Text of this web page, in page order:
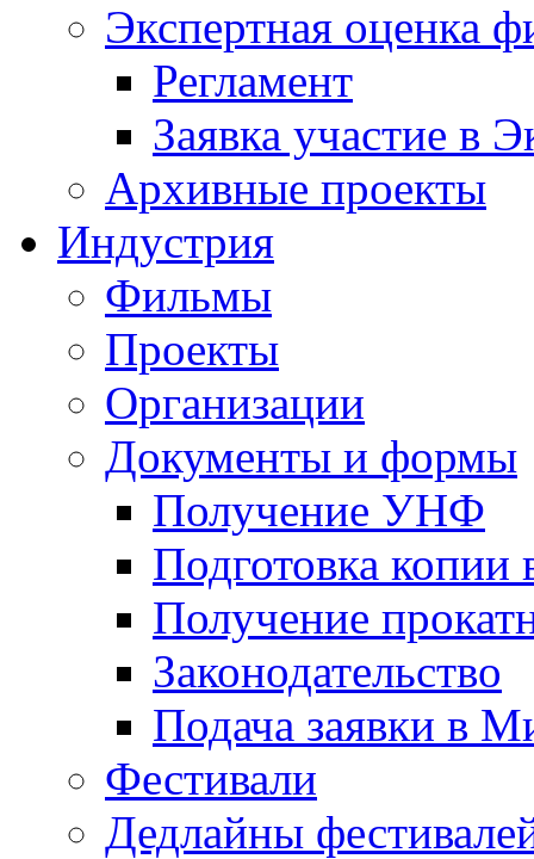
Экспертная оценка
Регламент
Заявка участие в
Архивные проекты
Индустрия
Фильмы
Проекты
Организации
Документы и формы
Получение УНФ
Подготовка копии
Получение
Законодательство
Подача заявки в
Фестивали
Дедлайны